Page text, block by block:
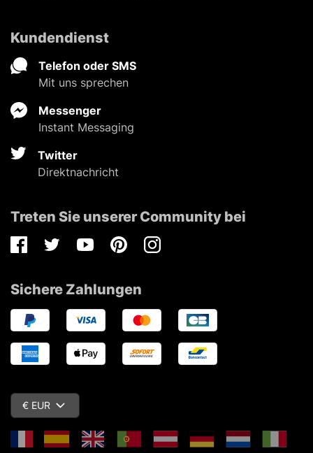
Kundendienst
Telefon oder SMS
Mit uns sprechen
Messenger
Instant Messaging
Twitter
Direktnachricht
Treten Sie unserer Community bei
FacebookTwitterYoutubePinterestInstagram
Sichere Zahlungen
€ EUR